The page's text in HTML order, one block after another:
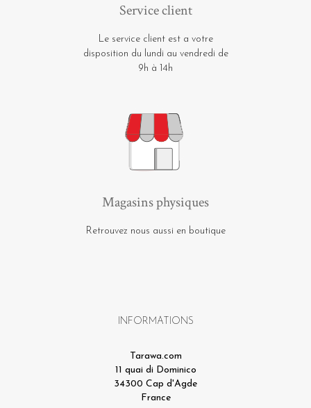
Service client
Le service client est a votre
disposition du lundi au vendredi de
9h à 14h
Magasins physiques
Retrouvez nous aussi en boutique
INFORMATIONS
Tarawa.com
11 quai di Dominico
34300 Cap d'Agde
France